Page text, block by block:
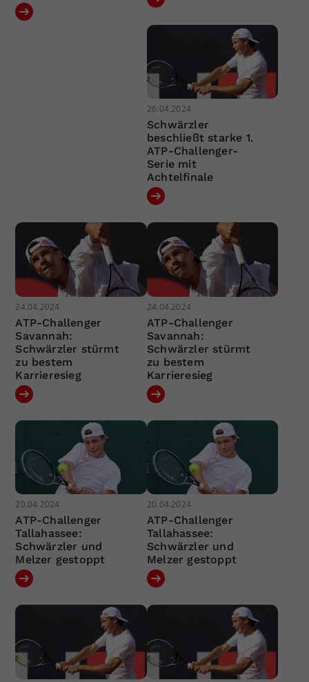
26.04.2024
Schwärzler
beschließt starke 1.
ATP-Challenger-
Serie mit
Achtelfinale
24.04.2024
ATP-Challenger
Savannah:
Schwärzler stürmt
zu bestem
Karrieresieg
24.04.2024
ATP-Challenger
Savannah:
Schwärzler stürmt
zu bestem
Karrieresieg
20.04.2024
ATP-Challenger
Tallahassee:
Schwärzler und
Melzer gestoppt
20.04.2024
ATP-Challenger
Tallahassee:
Schwärzler und
Melzer gestoppt